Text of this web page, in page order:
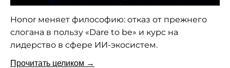
Honor меняет философию: отказ от прежнего
слогана в пользу «Dare to be» и курс на
лидерство в сфере ИИ-экосистем.
Прочитать целиком →